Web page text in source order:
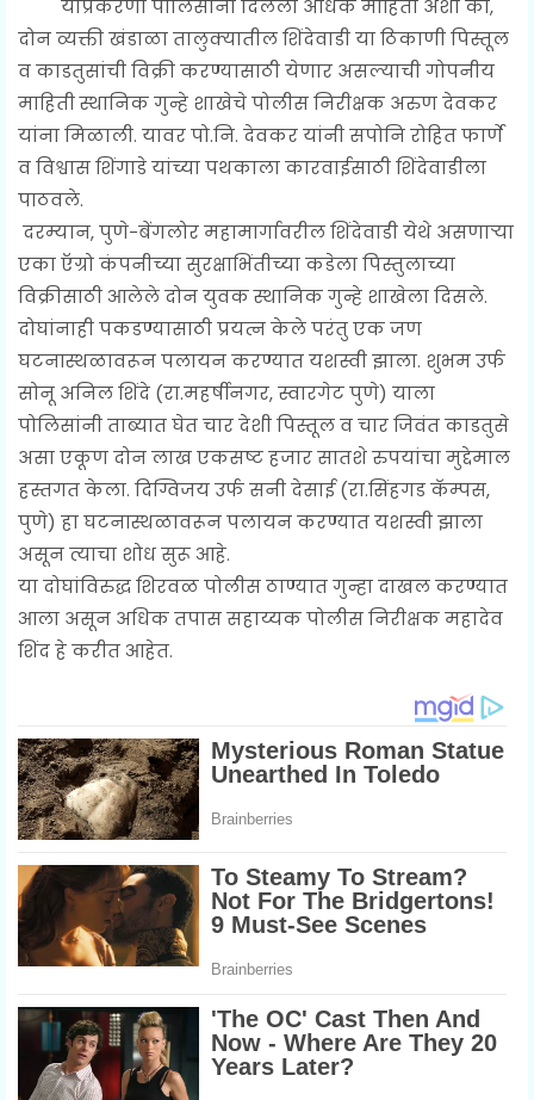
याप्रकरणी पोलिसांनी दिलेली अधिक माहिती अशी की,
दोन व्यक्ती खंडाळा तालुक्यातील शिंदेवाडी या ठिकाणी पिस्तूल
व काडतुसांची विक्री करण्यासाठी येणार असल्याची गोपनीय
माहिती स्थानिक गुन्हे शाखेचे पोलीस निरीक्षक अरुण देवकर
यांना मिळाली. यावर पो.नि. देवकर यांनी सपोनि रोहित फार्णे
व विश्वास शिंगाडे यांच्या पथकाला कारवाईसाठी शिंदेवाडीला
पाठवले.
दरम्यान, पुणे-बेंगलोर महामार्गावरील शिंदेवाडी येथे असणाऱ्या
एका ऍग्रो कंपनीच्या सुरक्षाभिंतीच्या कडेला पिस्तुलाच्या
विक्रीसाठी आलेले दोन युवक स्थानिक गुन्हे शाखेला दिसले.
दोघांनाही पकडण्यासाठी प्रयत्न केले परंतु एक जण
घटनास्थळावरून पलायन करण्यात यशस्वी झाला. शुभम उर्फ
सोनू अनिल शिंदे (रा.महर्षीनगर, स्वारगेट पुणे) याला
पोलिसांनी ताब्यात घेत चार देशी पिस्तूल व चार जिवंत काडतुसे
असा एकूण दोन लाख एकसष्ट हजार सातशे रुपयांचा मुद्देमाल
हस्तगत केला. दिग्विजय उर्फ सनी देसाई (रा.सिंहगड कॅम्पस,
पुणे) हा घटनास्थळावरून पलायन करण्यात यशस्वी झाला
असून त्याचा शोध सुरू आहे.
या दोघांविरुद्ध शिरवळ पोलीस ठाण्यात गुन्हा दाखल करण्यात
आला असून अधिक तपास सहाय्यक पोलीस निरीक्षक महादेव
शिंद हे करीत आहेत.